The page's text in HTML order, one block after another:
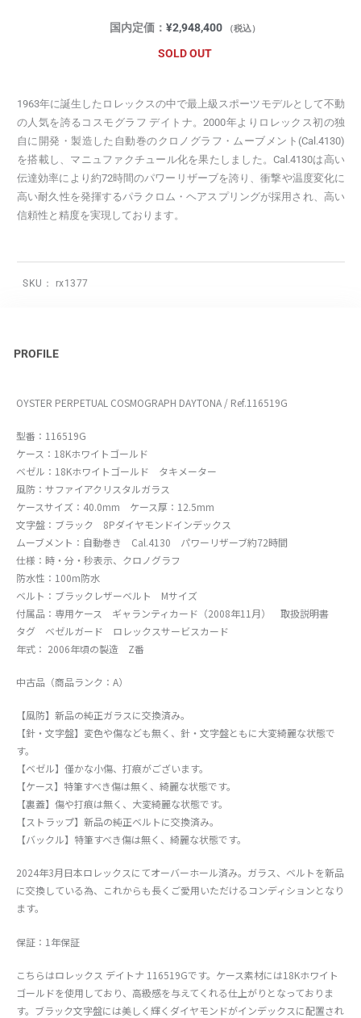
国内定価： ¥2,948,400 （税込）
SOLD OUT
1963年に誕生したロレックスの中で最上級スポーツモデルとして不動
の人気を誇るコスモグラフ デイトナ。2000年よりロレックス初の独
自に開発・製造した自動巻のクロノグラフ・ムーブメント(Cal.4130)
を搭載し、マニュファクチュール化を果たしました。Cal.4130は高い
伝達効率により約72時間のパワーリザーブを誇り、衝撃や温度変化に
高い耐久性を発揮するパラクロム・ヘアスプリングが採用され、高い
信頼性と精度を実現しております。
SKU： rx1377
PROFILE
OYSTER PERPETUAL COSMOGRAPH DAYTONA / Ref.116519G
型番：116519G
ケース：18Kホワイトゴールド
ベゼル：18Kホワイトゴールド タキメーター
風防：サファイアクリスタルガラス
ケースサイズ：40.0mm ケース厚：12.5mm
文字盤：ブラック 8Pダイヤモンドインデックス
ムーブメント：自動巻き Cal.4130 パワーリザーブ約72時間
仕様：時・分・秒表示、クロノグラフ
防水性：100m防水
ベルト：ブラックレザーベルト Mサイズ
付属品：専用ケース ギャランティカード（2008年11月） 取扱説明書
タグ ベゼルガード ロレックスサービスカード
年式： 2006年頃の製造 Z番
中古品（商品ランク：A）
【風防】新品の純正ガラスに交換済み。
【針・文字盤】変色や傷なども無く、針・文字盤ともに大変綺麗な状態で
す。
【ベゼル】僅かな小傷、打痕がございます。
【ケース】特筆すべき傷は無く、綺麗な状態です。
【裏蓋】傷や打痕は無く、大変綺麗な状態です。
【ストラップ】新品の純正ベルトに交換済み。
【バックル】特筆すべき傷は無く、綺麗な状態です。
2024年3月日本ロレックスにてオーバーホール済み。ガラス、ベルトを新品
に交換している為、これからも長くご愛用いただけるコンディションとなり
ます。
保証：1年保証
こちらはロレックス デイトナ 116519Gです。ケース素材には18Kホワイト
ゴールドを使用しており、高級感を与えてくれる仕上がりとなっておりま
す。ブラック文字盤には美しく輝くダイヤモンドがインデックスに配置され